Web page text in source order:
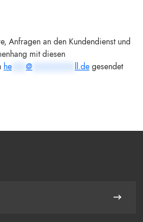
Anfragen an den Kundendienst und
mit diesen
he @ ll.de gesendet